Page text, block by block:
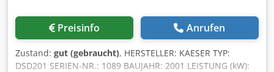
Preisinfo Anrufen
Zustand: gut (gebraucht), HERSTELLER: KAESER TYP:
DSD201 SERIEN-NR.: 1089 BAUJAHR: 2001 LEISTUNG (kW):